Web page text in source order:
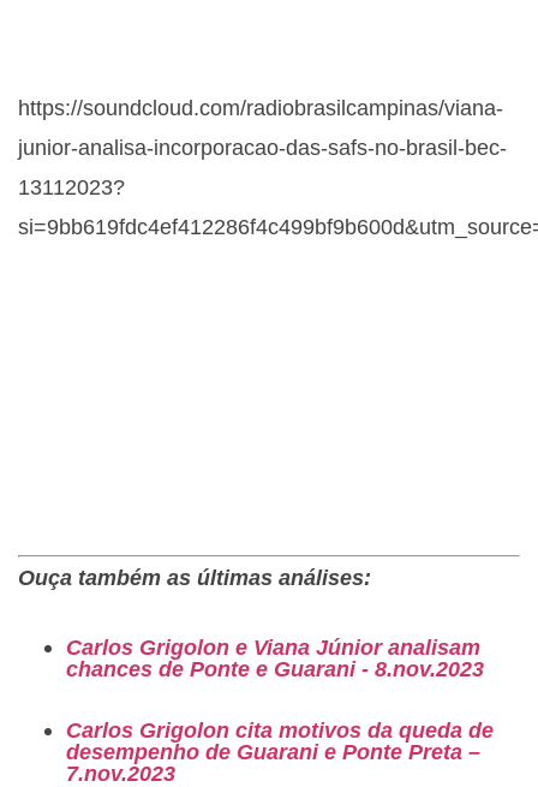
https://soundcloud.com/radiobrasilcampinas/viana-
junior-analisa-incorporacao-das-safs-no-brasil-bec-
13112023?
Ouça também as últimas análises:
Carlos Grigolon e Viana Júnior analisam
chances de Ponte e Guarani - 8.nov.2023
Carlos Grigolon cita motivos da queda de
desempenho de Guarani e Ponte Preta –
7.nov.2023